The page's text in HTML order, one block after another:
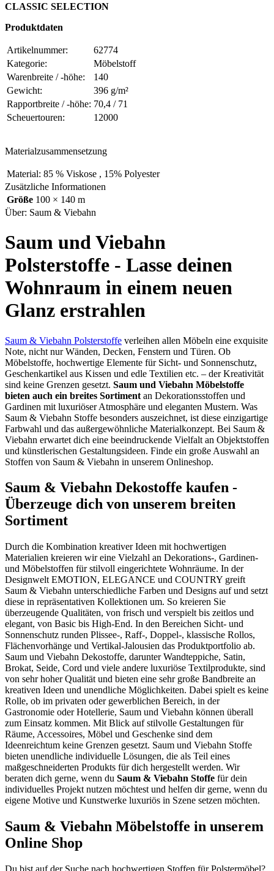
CLASSIC SELECTION
Produktdaten
Artikelnummer:
62774
Kategorie:
Möbelstoff
Warenbreite / -höhe:
140
Gewicht:
396 g/m²
Rapportbreite / -höhe: 70,4 / 71
Scheuertouren:
12000
Materialzusammensetzung
Material: 85 % Viskose , 15% Polyester
Zusätzliche Informationen
Größe 100 × 140 m
Über: Saum & Viebahn
Saum und Viebahn
Polsterstoffe - Lasse deinen
Wohnraum in einem neuen
Glanz erstrahlen
Saum & Viebahn Polsterstoffe verleihen allen Möbeln eine exquisite
Note, nicht nur Wänden, Decken, Fenstern und Türen. Ob
Möbelstoffe, hochwertige Elemente für Sicht- und Sonnenschutz,
Geschenkartikel aus Kissen und edle Textilien etc. – der Kreativität
sind keine Grenzen gesetzt. Saum und Viebahn Möbelstoffe
bieten auch ein breites Sortiment an Dekorationsstoffen und
Gardinen mit luxuriöser Atmosphäre und eleganten Mustern. Was
Saum & Viebahn Stoffe besonders auszeichnet, ist diese einzigartige
Farbwahl und das außergewöhnliche Materialkonzept. Bei Saum &
Viebahn erwartet dich eine beeindruckende Vielfalt an Objektstoffen
und künstlerischen Gestaltungsideen. Finde ein große Auswahl an
Stoffen von Saum & Viebahn in unserem Onlineshop.
Saum & Viebahn Dekostoffe kaufen -
Überzeuge dich von unserem breiten
Sortiment
Durch die Kombination kreativer Ideen mit hochwertigen
Materialien kreieren wir eine Vielzahl an Dekorations-, Gardinen-
und Möbelstoffen für stilvoll eingerichtete Wohnräume. In der
Designwelt EMOTION, ELEGANCE und COUNTRY greift
Saum & Viebahn unterschiedliche Farben und Designs auf und setzt
diese in repräsentativen Kollektionen um. So kreieren Sie
überzeugende Qualitäten, von frisch und verspielt bis zeitlos und
elegant, von Basic bis High-End. In den Bereichen Sicht- und
Sonnenschutz runden Plissee-, Raff-, Doppel-, klassische Rollos,
Flächenvorhänge und Vertikal-Jalousien das Produktportfolio ab.
Saum und Viebahn Dekostoffe, darunter Wandteppiche, Satin,
Brokat, Seide, Cord und viele andere luxuriöse Textilprodukte, sind
von sehr hoher Qualität und bieten eine sehr große Bandbreite an
kreativen Ideen und unendliche Möglichkeiten. Dabei spielt es keine
Rolle, ob im privaten oder gewerblichen Bereich, in der
Gastronomie oder Hotellerie, Saum und Viebahn können überall
zum Einsatz kommen. Mit Blick auf stilvolle Gestaltungen für
Räume, Accessoires, Möbel und Geschenke sind dem
Ideenreichtum keine Grenzen gesetzt. Saum und Viebahn Stoffe
bieten unendliche individuelle Lösungen, die als Teil eines
maßgeschneiderten Produkts für dich hergestellt werden. Wir
beraten dich gerne, wenn du Saum & Viebahn Stoffe für dein
individuelles Projekt nutzen möchtest und helfen dir gerne, wenn du
eigene Motive und Kunstwerke luxuriös in Szene setzen möchten.
Saum & Viebahn Möbelstoffe in unserem
Online Shop